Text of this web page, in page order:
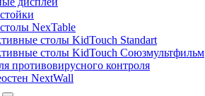
NexTable
столы KidTouch Standart
столы KidTouch Союзмультфильм
противовирусного контроля
NextWall